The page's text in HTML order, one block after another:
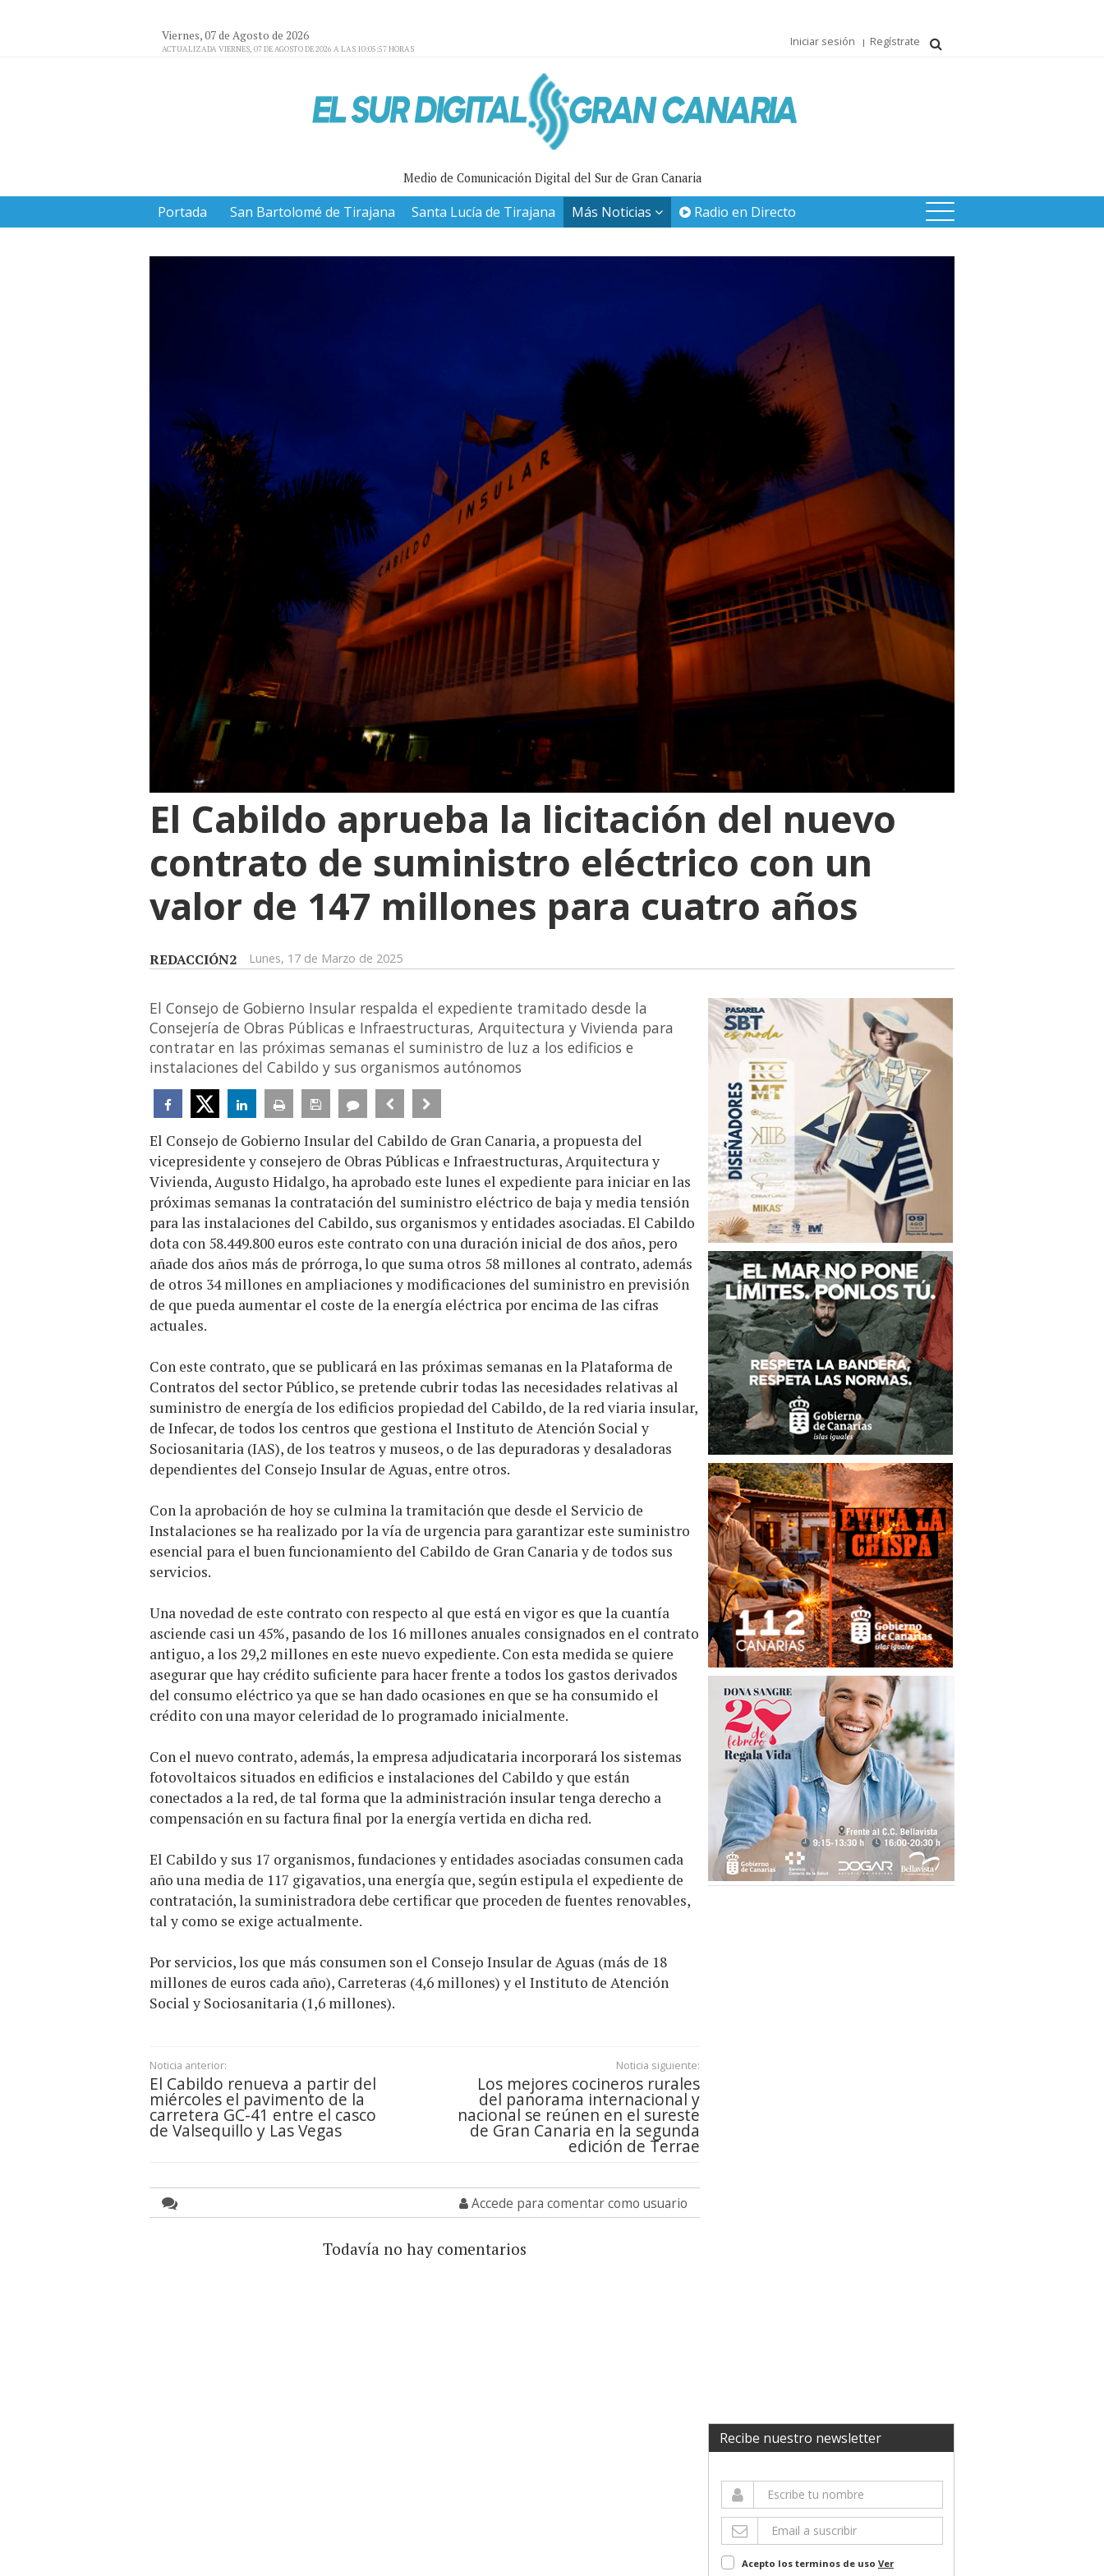
Viernes, 07 de Agosto de 2026
ACTUALIZADA VIERNES, 07 DE AGOSTO DE 2026 A LAS 10:05:57 HORAS
Iniciar sesión Regístrate
Medio de Comunicación Digital del Sur de Gran Canaria
Portada San Bartolomé de Tirajana Santa Lucía de Tirajana Más Noticias Radio en Directo
El Cabildo aprueba la licitación del nuevo
contrato de suministro eléctrico con un
valor de 147 millones para cuatro años
REDACCIÓN2 Lunes, 17 de Marzo de 2025
El Consejo de Gobierno Insular respalda el expediente tramitado desde la
Consejería de Obras Públicas e Infraestructuras, Arquitectura y Vivienda para
contratar en las próximas semanas el suministro de luz a los edificios e
instalaciones del Cabildo y sus organismos autónomos
El Consejo de Gobierno Insular del Cabildo de Gran Canaria, a propuesta del
vicepresidente y consejero de Obras Públicas e Infraestructuras, Arquitectura y
Vivienda, Augusto Hidalgo, ha aprobado este lunes el expediente para iniciar en las
próximas semanas la contratación del suministro eléctrico de baja y media tensión
para las instalaciones del Cabildo, sus organismos y entidades asociadas. El Cabildo
dota con 58.449.800 euros este contrato con una duración inicial de dos años, pero
añade dos años más de prórroga, lo que suma otros 58 millones al contrato, además
de otros 34 millones en ampliaciones y modificaciones del suministro en previsión
de que pueda aumentar el coste de la energía eléctrica por encima de las cifras
actuales.
Con este contrato, que se publicará en las próximas semanas en la Plataforma de
Contratos del sector Público, se pretende cubrir todas las necesidades relativas al
suministro de energía de los edificios propiedad del Cabildo, de la red viaria insular,
de Infecar, de todos los centros que gestiona el Instituto de Atención Social y
Sociosanitaria (IAS), de los teatros y museos, o de las depuradoras y desaladoras
dependientes del Consejo Insular de Aguas, entre otros.
Con la aprobación de hoy se culmina la tramitación que desde el Servicio de
Instalaciones se ha realizado por la vía de urgencia para garantizar este suministro
esencial para el buen funcionamiento del Cabildo de Gran Canaria y de todos sus
servicios.
Una novedad de este contrato con respecto al que está en vigor es que la cuantía
asciende casi un 45%, pasando de los 16 millones anuales consignados en el contrato
antiguo, a los 29,2 millones en este nuevo expediente. Con esta medida se quiere
asegurar que hay crédito suficiente para hacer frente a todos los gastos derivados
del consumo eléctrico ya que se han dado ocasiones en que se ha consumido el
crédito con una mayor celeridad de lo programado inicialmente.
Con el nuevo contrato, además, la empresa adjudicataria incorporará los sistemas
fotovoltaicos situados en edificios e instalaciones del Cabildo y que están
conectados a la red, de tal forma que la administración insular tenga derecho a
compensación en su factura final por la energía vertida en dicha red.
El Cabildo y sus 17 organismos, fundaciones y entidades asociadas consumen cada
año una media de 117 gigavatios, una energía que, según estipula el expediente de
contratación, la suministradora debe certificar que proceden de fuentes renovables,
tal y como se exige actualmente.
Por servicios, los que más consumen son el Consejo Insular de Aguas (más de 18
millones de euros cada año), Carreteras (4,6 millones) y el Instituto de Atención
Social y Sociosanitaria (1,6 millones).
Noticia anterior:
El Cabildo renueva a partir del
miércoles el pavimento de la
carretera GC-41 entre el casco
de Valsequillo y Las Vegas
Noticia siguiente:
Los mejores cocineros rurales
del panorama internacional y
nacional se reúnen en el sureste
de Gran Canaria en la segunda
edición de Terrae
Accede para comentar como usuario
Todavía no hay comentarios
Recibe nuestro newsletter
Acepto los terminos de uso Ver